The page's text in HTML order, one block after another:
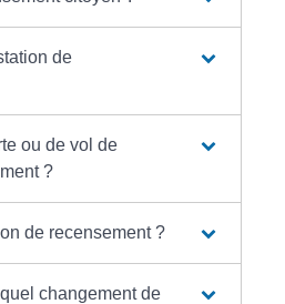
de
ou de vol de
?
de recensement ?
changement de